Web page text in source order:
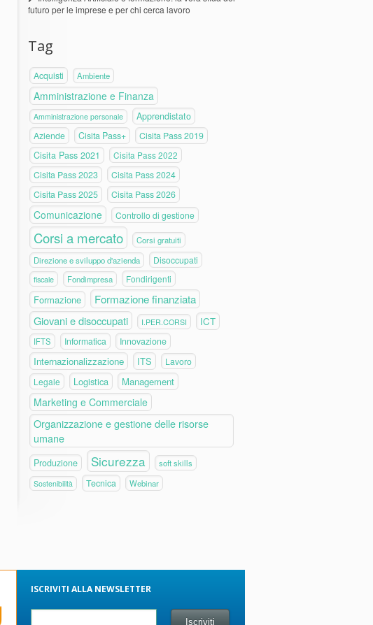
futuro per le imprese e per chi cerca lavoro
Tag
Acquisti Ambiente
Amministrazione e Finanza
Amministrazione personale
Apprendistato
Aziende
Cisita Pass+
Cisita Pass 2019
Cisita Pass 2021
Cisita Pass 2022
Cisita Pass 2023 Cisita Pass 2024
Cisita Pass 2025 Cisita Pass 2026
Comunicazione Controllo di gestione
Corsi a mercato
Corsi gratuiti
Direzione e sviluppo d'azienda
Disoccupati
fiscale Fondimpresa Fondirigenti
Formazione
Formazione finanziata
Giovani e disoccupati
I.PER.CORSI ICT
IFTS Informatica Innovazione
Internazionalizzazione ITS
Lavoro
Legale
Logistica Management
Marketing e Commerciale
Organizzazione e gestione delle risorse
umane
Produzione Sicurezza soft skills
Sostenibilità Tecnica Webinar
ISCRIVITI ALLA NEWSLETTER